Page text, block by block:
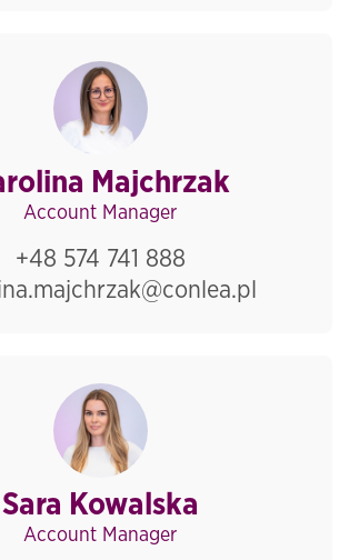
Majchrzak
Account Manager
+48 574 741 888
Sara Kowalska
Account Manager